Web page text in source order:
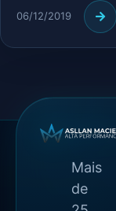
06/12/2019
Mais
de